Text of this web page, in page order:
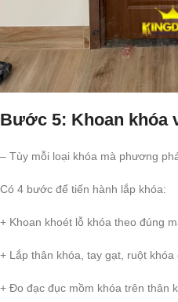
Bước 5: Khoan khóa
– Tùy mỗi loại khóa mà phương
Có 4 bước để tiến hành lắp khóa:
+ Khoan khoét lỗ khóa theo đúng
+ Lắp thân khóa, tay gạt, ruột khóa
+ Đo đạc đục mồm khóa trên thân